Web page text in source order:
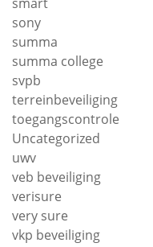
sony
summa
summa college
svpb
terreinbeveiliging
toegangscontrole
Uncategorized
uwv
veb beveiliging
verisure
very sure
vkp beveiliging